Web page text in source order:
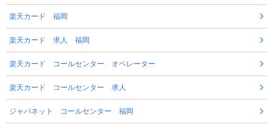
楽天カード 福岡
楽天カード 求人 福岡
楽天カード コールセンター オペレーター
楽天カード コールセンター 求人
ジャパネット コールセンター 福岡